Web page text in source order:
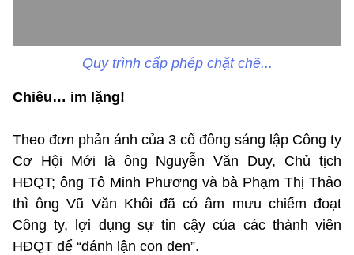
Quy trình cấp phép chặt chẽ...
Chiêu… im lặng!
Theo đơn phản ánh của 3 cổ đông sáng lập Công ty
Cơ Hội Mới là ông Nguyễn Văn Duy, Chủ tịch
HĐQT; ông Tô Minh Phương và bà Phạm Thị Thảo
thì ông Vũ Văn Khôi đã có âm mưu chiếm đoạt
Công ty, lợi dụng sự tin cậy của các thành viên
HĐQT để “đánh lận con đen”.